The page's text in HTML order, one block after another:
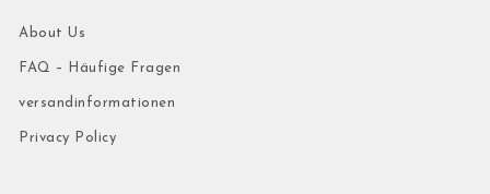
About Us
FAQ – Häufige Fragen
versandinformationen
Privacy Policy